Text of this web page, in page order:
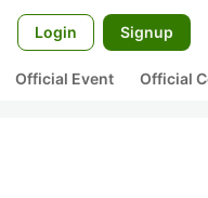
Login Signup
Official Event Official